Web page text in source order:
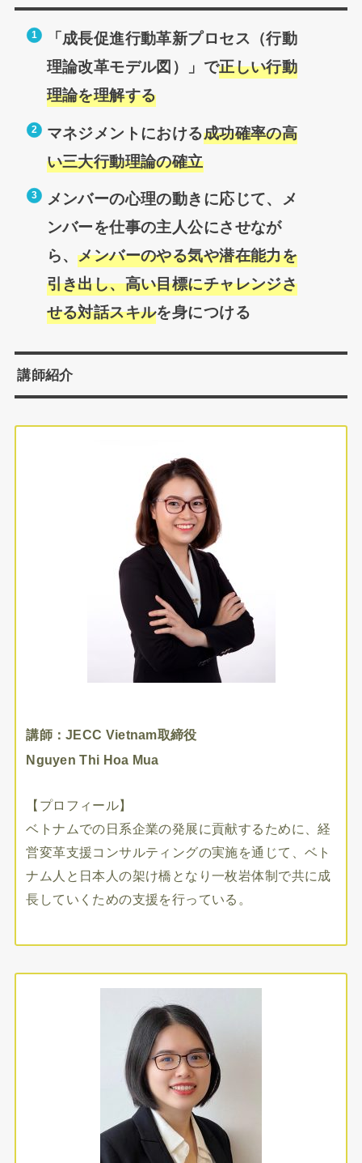
「成長促進行動革新プロセス（行動
理論改革モデル図）」で正しい行動
理論を理解する
マネジメントにおける成功確率の高
い三大行動理論の確立
メンバーの心理の動きに応じて、メ
ンバーを仕事の主人公にさせなが
ら、メンバーのやる気や潜在能力を
引き出し、高い目標にチャレンジさ
せる対話スキルを身につける
講師紹介
講師：JECC Vietnam取締役
Nguyen Thi Hoa Mua
【プロフィール】
ベトナムでの日系企業の発展に貢献するために、経
営変革支援コンサルティングの実施を通じて、ベト
ナム人と日本人の架け橋となり一枚岩体制で共に成
長していくための支援を行っている。